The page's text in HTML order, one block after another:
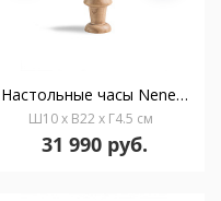
Настольные часы Nene G латунь-дуб
Ш10 x В22 x Г4.5 см
31 990 руб.